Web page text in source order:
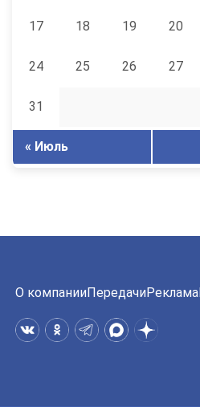
17 18 19 20
24 25 26 27
31
« Июль
О компанииПередачиРеклама